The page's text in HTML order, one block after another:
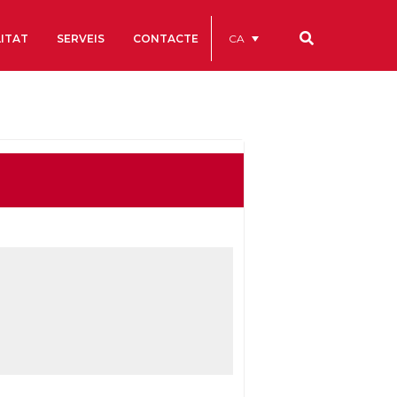
SERVEIS CONTACTE CA